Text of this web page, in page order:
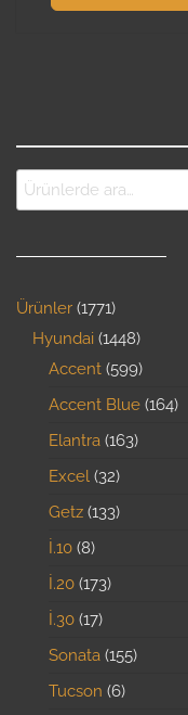
Ürünler 1771
Hyundai 1448
Accent 599
Accent Blue 164
Elantra 163
Excel 32
Getz 133
İ.10 8
İ.20 173
İ.30 17
Sonata 155
Tucson 6